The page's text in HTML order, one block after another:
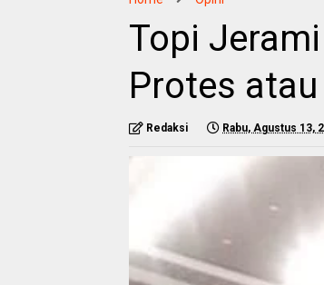
Topi
Protes
Redaksi Rabu, Agustus 13,